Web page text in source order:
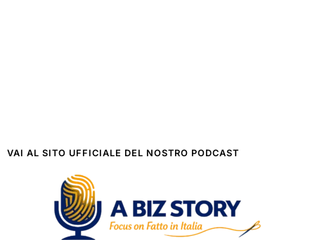
VAI AL SITO UFFICIALE DEL NOSTRO PODCAST